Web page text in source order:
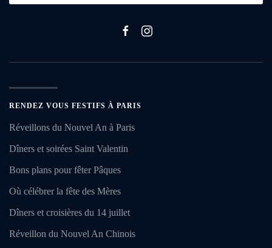
RENDEZ VOUS FESTIFS À PARIS
Réveillons du Nouvel An à Paris
Dîners et soirées Saint Valentin
Bons plans pour fêter Pâques
Où célébrer la fête des Mères
Dîners et croisières du 14 juillet
Réveillon du Nouvel An Chinois